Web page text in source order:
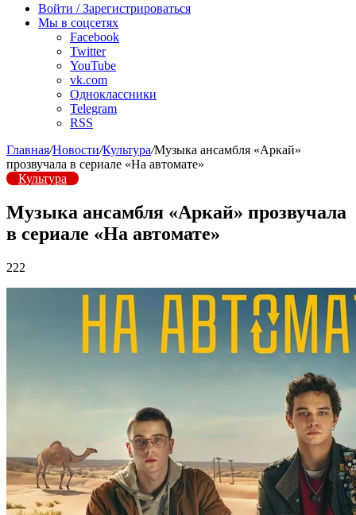
радио
Войти / Зарегистрироваться
Мы в соцсетях
Facebook
Twitter
YouTube
vk.com
Одноклассники
Telegram
RSS
Главная/Новости/Культура/Музыка ансамбля «Аркай»
прозвучала в сериале «На автомате»
Культура
Музыка ансамбля «Аркай» прозвучала
в сериале «На автомате»
222